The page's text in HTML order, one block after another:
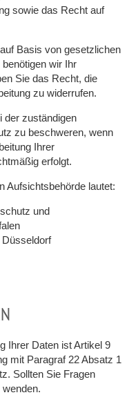
sowie das Recht auf
Basis von gesetzlichen
wir Ihr
Sie das Recht, die
zu widerrufen.
der zuständigen
zu beschweren, wenn
Ihrer
erfolgt.
Aufsichtsbehörde lautet:
und
Ihrer Daten ist Artikel 9
mit Paragraf 22 Absatz 1
Sollten Sie Fragen